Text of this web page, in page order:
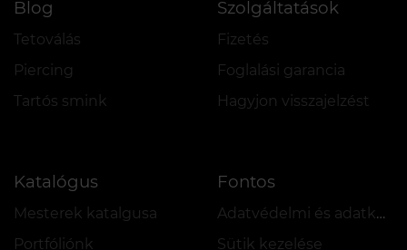
Blog
Tetoválás
Piercing
Tartós smink
Szolgáltatások
Fizetés
Foglalási garancia
Hagyjon visszajelzést
Katalógus
Mesterek katalgusa
Portfóliónk
Fontos
Adatvédelmi és adatkezelési szabályzat
Sütik kezelése